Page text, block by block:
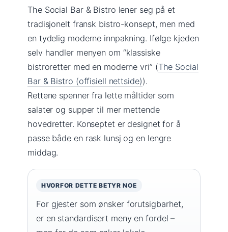
The Social Bar & Bistro lener seg på et
tradisjonelt fransk bistro-konsept, men med
en tydelig moderne innpakning. Ifølge kjeden
selv handler menyen om “klassiske
bistroretter med en moderne vri” (The Social
Bar & Bistro (offisiell nettside)).
Rettene spenner fra lette måltider som
salater og supper til mer mettende
hovedretter. Konseptet er designet for å
passe både en rask lunsj og en lengre
middag.
HVORFOR DETTE BETYR NOE
For gjester som ønsker forutsigbarhet,
er en standardisert meny en fordel –